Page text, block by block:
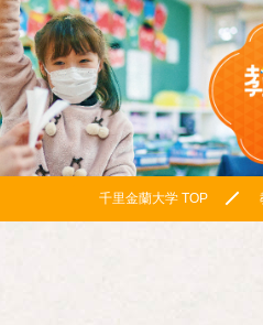
千里金蘭大学 TOP